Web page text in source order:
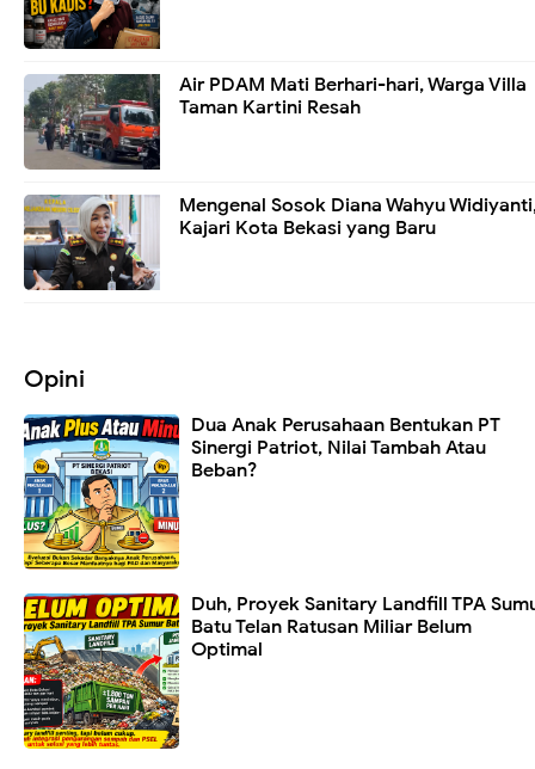
Air PDAM Mati Berhari-hari, Warga Villa
Taman Kartini Resah
Mengenal Sosok Diana Wahyu
Kajari Kota Bekasi yang Baru
Opini
Dua Anak Perusahaan Bentukan PT
Sinergi Patriot, Nilai Tambah Atau
Beban?
Duh, Proyek Sanitary Landfill TPA
Batu Telan Ratusan Miliar Belum
Optimal